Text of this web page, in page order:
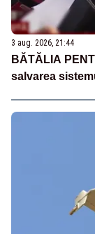
3 aug. 2026, 21:44
BĂTĂLIA
salvarea